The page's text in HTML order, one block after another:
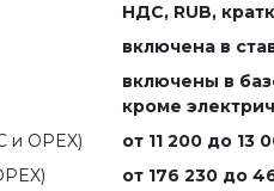
НДС, RUB,
включена в
включены в
кроме
и OPEX)
от 11 200 до 13
от 176 230 до